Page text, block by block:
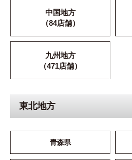
中国地方
（84店舗）
九州地方
（471店舗）
東北地方
青森県